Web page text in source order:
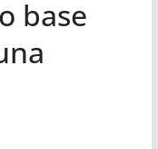
base